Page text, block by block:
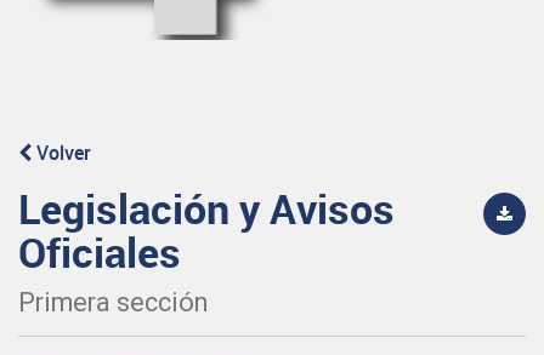
Volver
Legislación y Avisos
Oficiales
Primera sección